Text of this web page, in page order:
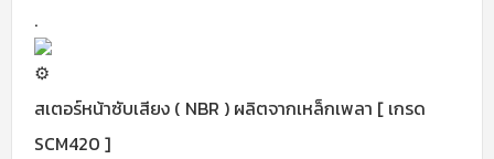
.
สเตอร์หน้าซับเสียง ( NBR ) ผลิตจากเหล็กเพลา [ เกรด
SCM420 ]